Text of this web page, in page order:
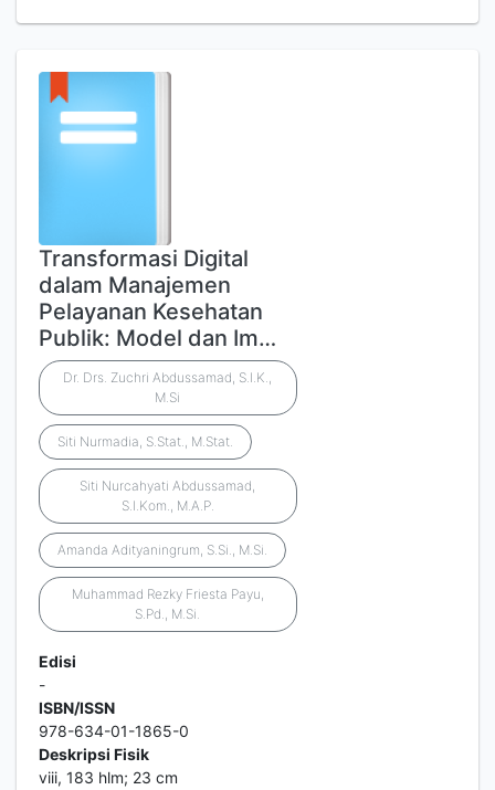
Transformasi Digital
dalam Manajemen
Pelayanan Kesehatan
Publik: Model dan Im…
Dr. Drs. Zuchri Abdussamad, S.I.K.,
M.Si
Siti Nurmadia, S.Stat., M.Stat.
Siti Nurcahyati Abdussamad,
S.I.Kom., M.A.P.
Amanda Adityaningrum, S.Si., M.Si.
Muhammad Rezky Friesta Payu,
S.Pd., M.Si.
Edisi
-
ISBN/ISSN
978-634-01-1865-0
Deskripsi Fisik
viii, 183 hlm; 23 cm